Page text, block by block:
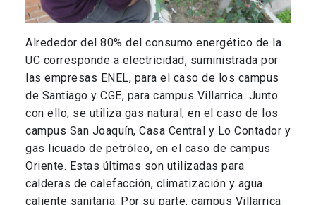
Alrededor del 80% del consumo energético de la
UC corresponde a electricidad, suministrada por
las empresas ENEL, para el caso de los campus
de Santiago y CGE, para campus Villarrica. Junto
con ello, se utiliza gas natural, en el caso de los
campus San Joaquín, Casa Central y Lo Contador y
gas licuado de petróleo, en el caso de campus
Oriente. Estas últimas son utilizadas para
calderas de calefacción, climatización y agua
caliente sanitaria. Por su parte, campus Villarrica